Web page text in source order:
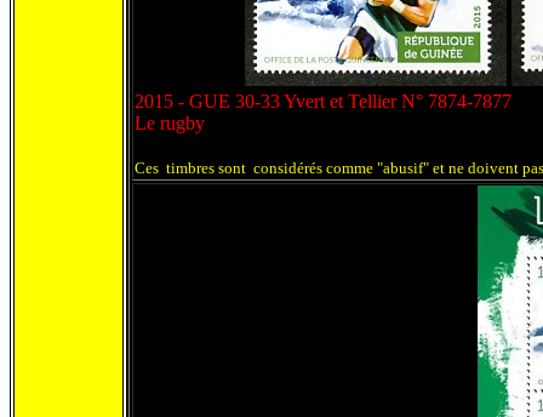
2015 - GUE 30-33 Yvert et Tellier N° 7874-7877
Le rugby
Ces timbres sont considérés comme "abusif" et ne doivent